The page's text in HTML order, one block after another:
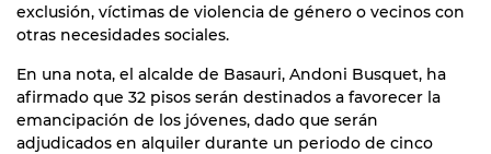
exclusión, víctimas de violencia de género o vecinos con
otras necesidades sociales.
En una nota, el alcalde de Basauri, Andoni Busquet, ha
afirmado que 32 pisos serán destinados a favorecer la
emancipación de los jóvenes, dado que serán
adjudicados en alquiler durante un periodo de cinco